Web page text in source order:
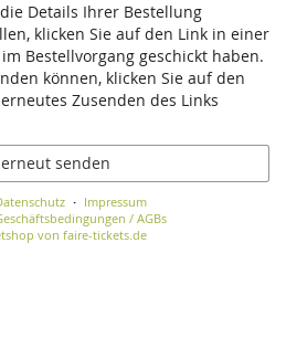
Details Ihrer Bestellung
klicken Sie auf den Link in einer
Bestellvorgang geschickt haben.
können, klicken Sie auf den
Zusenden des Links
senden
Impressum
/ AGBs
von faire-tickets.de